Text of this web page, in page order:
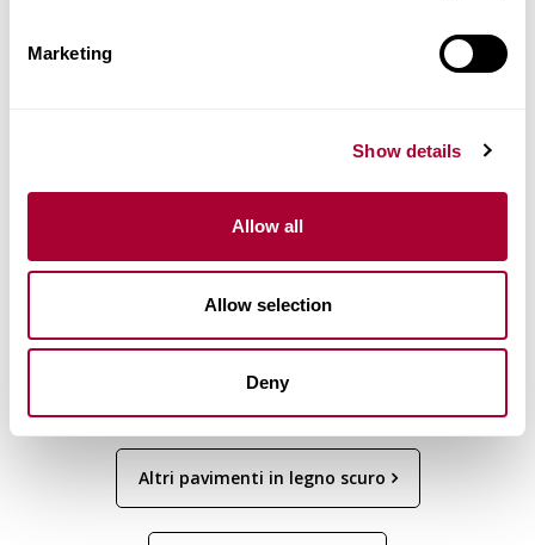
Marketing
Show details
Allow all
Allow selection
Deny
TVETA
ROVERE
NOUVEAU
Altri pavimenti in legno scuro